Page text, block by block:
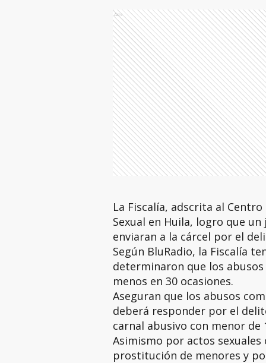
Ads
La Fiscalía, adscrita al
Sexual en Huila, logro que
enviaran a la cárcel por el
Según BluRadio, la Fiscalía
determinaron que los
menos en 30 ocasiones.
Aseguran que los abusos
deberá responder por el
carnal abusivo con menor de
Asimismo por actos
prostitución de menores y